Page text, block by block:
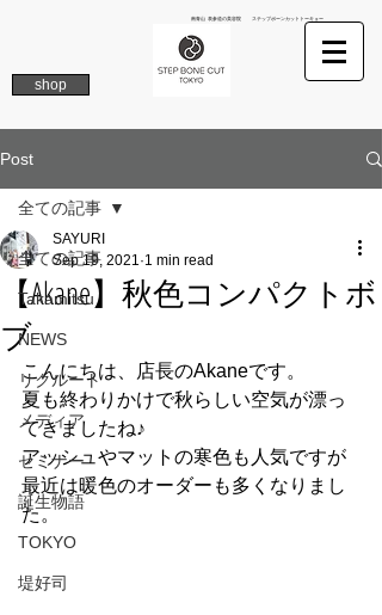
南青山 表参道の美容院 ステップボーンカットトーキョー
shop
Post
全ての記事
Takamitsu
NEWS
リクルート
メディア
セミナー
誕生物語
TOKYO
堤好司
全ての記事
【Akane】秋色コンパクトボ
ブ
SAYURI
Sep 19, 2021 1 min read
こんにちは、店長のAkaneです。
夏も終わりかけで秋らしい空気が漂っ
てきましたね♪
アッシュやマットの寒色も人気ですが
最近は暖色のオーダーも多くなりまし
た。